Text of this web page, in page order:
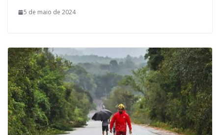
5 de maio de 2024